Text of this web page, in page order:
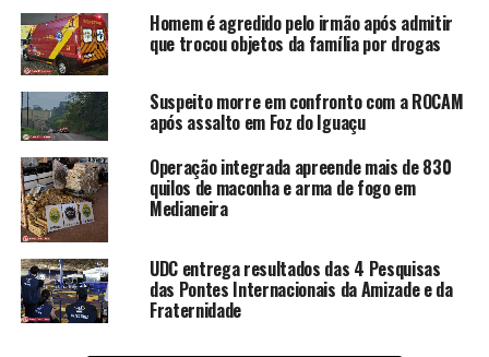
Homem é agredido pelo irmão após admitir
que trocou objetos da família por drogas
Suspeito morre em confronto com a ROCAM
após assalto em Foz do Iguaçu
Operação integrada apreende mais de 830
quilos de maconha e arma de fogo em
Medianeira
UDC entrega resultados das 4 Pesquisas
das Pontes Internacionais da Amizade e da
Fraternidade